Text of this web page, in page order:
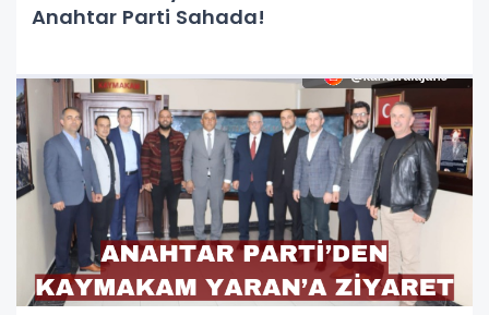
Anahtar Parti Sahada!